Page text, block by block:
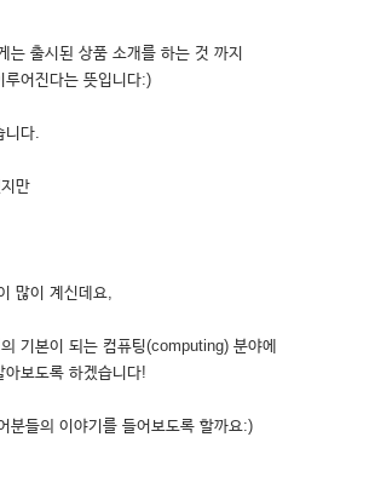
는 출시된 상품 소개를 하는 것 까지
어진다는 뜻입니다:)
니다.
만
많이 계신데요,
기본이 되는 컴퓨팅(computing) 분야에
보도록 하겠습니다!
분들의 이야기를 들어보도록 할까요:)